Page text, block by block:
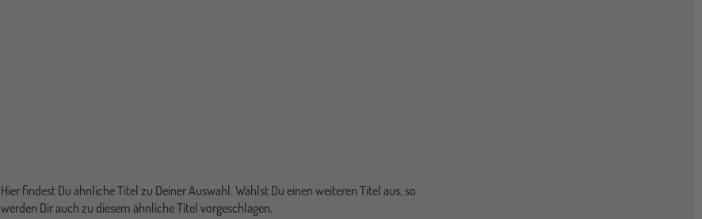
Hier findest Du ähnliche Titel zu Deiner Auswahl. Wählst Du einen weiteren Titel aus, so
werden Dir auch zu diesem ähnliche Titel vorgeschlagen.